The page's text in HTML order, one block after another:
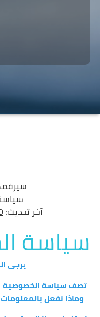
آخر تحديث:10
سياسة
يرجى
تصف سياسة الخصوصية
وماذا نفعل